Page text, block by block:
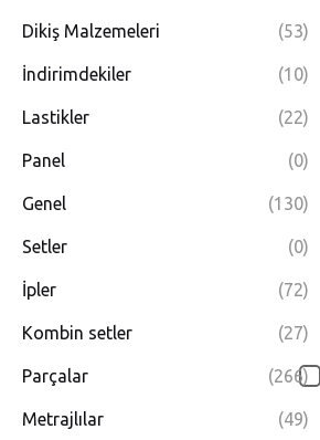
Dikiş Malzemeleri (53)
İndirimdekiler (10)
Lastikler (22)
Panel (0)
Genel (130)
Setler (0)
İpler (72)
Kombin setler (27)
Parçalar (266)
Metrajlılar (49)